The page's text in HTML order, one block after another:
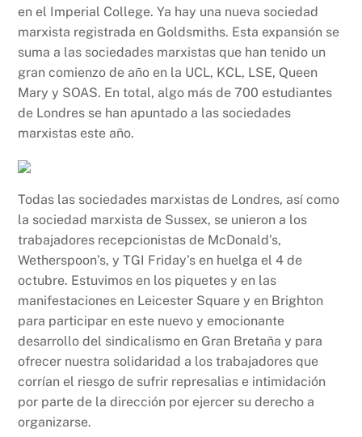
en el Imperial College. Ya hay una nueva sociedad
marxista registrada en Goldsmiths. Esta expansión se
suma a las sociedades marxistas que han tenido un
gran comienzo de año en la UCL, KCL, LSE, Queen
Mary y SOAS. En total, algo más de 700 estudiantes
de Londres se han apuntado a las sociedades
marxistas este año.
Todas las sociedades marxistas de Londres, así como
la sociedad marxista de Sussex, se unieron a los
trabajadores recepcionistas de McDonald’s,
Wetherspoon’s, y TGI Friday’s en huelga el 4 de
octubre. Estuvimos en los piquetes y en las
manifestaciones en Leicester Square y en Brighton
para participar en este nuevo y emocionante
desarrollo del sindicalismo en Gran Bretaña y para
ofrecer nuestra solidaridad a los trabajadores que
corrían el riesgo de sufrir represalias e intimidación
por parte de la dirección por ejercer su derecho a
organizarse.